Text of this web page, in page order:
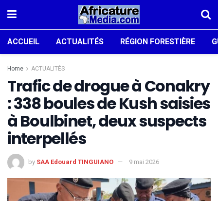
ACCUEIL ACTUALITÉS RÉGION FORESTIÈRE
Home ACTUALITÉS
Trafic de drogue à Conakry
: 338 boules de Kush saisies
à Boulbinet, deux suspects
interpellés
by SAA Edouard TINGUIANO 9 mai 2026